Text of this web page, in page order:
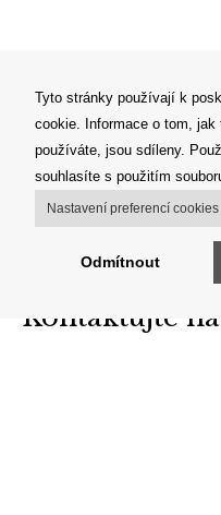
Tyto stránky používají k
cookie. Informace o tom,
používáte, jsou sdíleny.
souhlasíte s použitím
Nastavení preferencí cookies
Odmítnout
Newsletter
Zadejte prosím vaší
Kontaktujte